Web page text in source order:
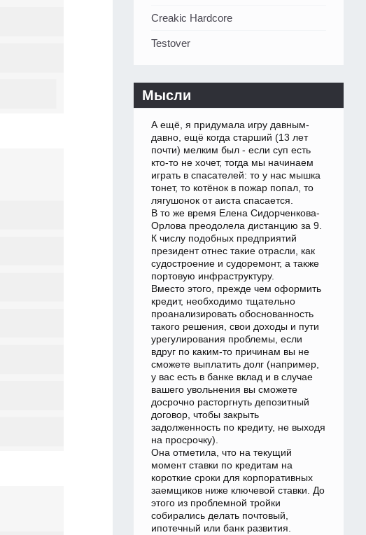
Creakic Hardcore
Testover
Мысли
А ещё, я придумала игру давным-
давно, ещё когда старший (13 лет
почти) мелким был - если суп есть
кто-то не хочет, тогда мы начинаем
играть в спасателей: то у нас мышка
тонет, то котёнок в пожар попал, то
лягушонок от аиста спасается.
В то же время Елена Сидорченкова-
Орлова преодолела дистанцию за 9.
К числу подобных предприятий
президент отнес такие отрасли, как
судостроение и судоремонт, а также
портовую инфраструктуру.
Вместо этого, прежде чем оформить
кредит, необходимо тщательно
проанализировать обоснованность
такого решения, свои доходы и пути
урегулирования проблемы, если
вдруг по каким-то причинам вы не
сможете выплатить долг (например,
у вас есть в банке вклад и в случае
вашего увольнения вы сможете
досрочно расторгнуть депозитный
договор, чтобы закрыть
задолженность по кредиту, не выходя
на просрочку).
Она отметила, что на текущий
момент ставки по кредитам на
короткие сроки для корпоративных
заемщиков ниже ключевой ставки. До
этого из проблемной тройки
собирались делать почтовый,
ипотечный или банк развития.